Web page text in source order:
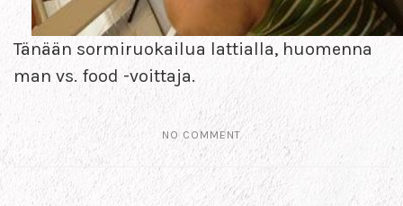
Tänään sormiruokailua lattialla, huomenna
man vs. food -voittaja.
NO COMMENT